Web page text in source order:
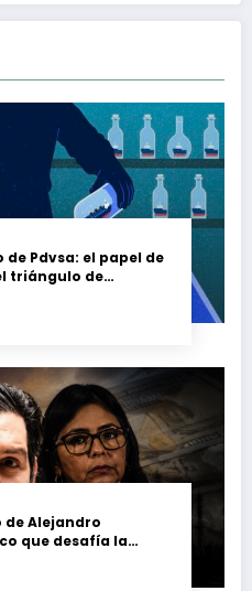
Pdvsa: el papel de
triángulo de
Alejandro
que desafía la